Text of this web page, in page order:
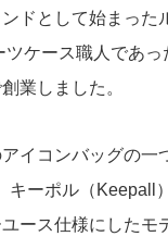
ドとして始まった
ケース職人であっ
業しました。
イコンバッグの一
キーポル（Keepall
ース仕様にしたモ